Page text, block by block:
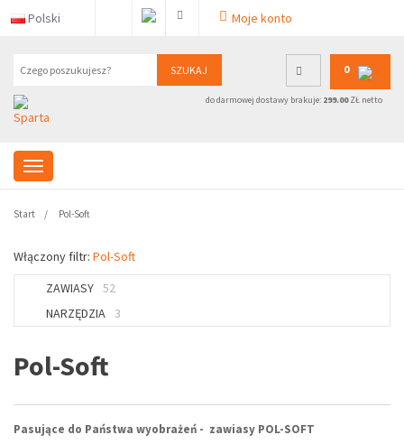
Polski Moje konto
SZUKAJ 0
do darmowej dostawy brakuje: 299.00ZŁ netto
Start Pol-Soft
Włączony filtr: Pol-Soft
ZAWIASY 52
NARZĘDZIA
3
Pol-Soft
Pasujące do Państwa wyobrażeń - zawiasy POL-SOFT